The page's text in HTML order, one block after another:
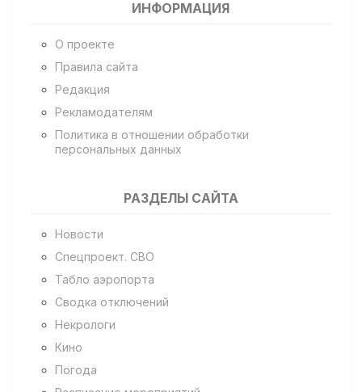
ИНФОРМАЦИЯ
О проекте
Правила сайта
Редакция
Рекламодателям
Политика в отношении обработки
персональных данных
РАЗДЕЛЫ САЙТА
Новости
Спецпроект. СВО
Табло аэропорта
Сводка отключений
Некрологи
Кино
Погода